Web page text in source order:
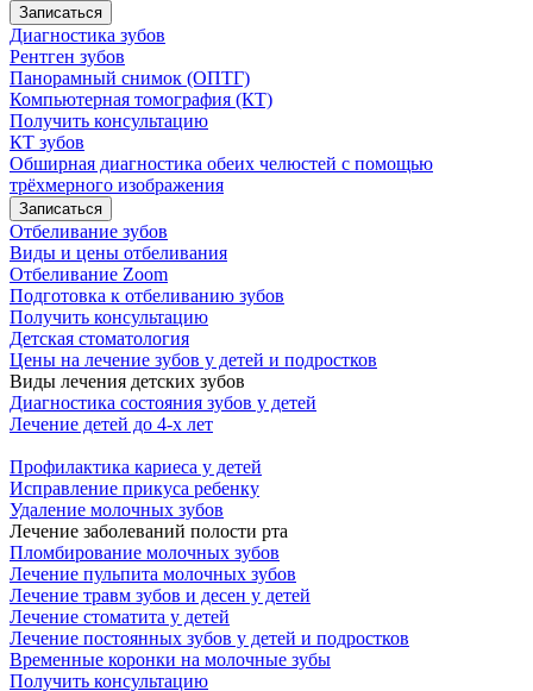
Записаться
Диагностика зубов
Рентген зубов
Панорамный снимок (ОПТГ)
Компьютерная томография (КТ)
Получить консультацию
КТ зубов
Обширная диагностика обеих челюстей с помощью
трёхмерного изображения
Записаться
Отбеливание зубов
Виды и цены отбеливания
Отбеливание Zoom
Подготовка к отбеливанию зубов
Получить консультацию
Детская стоматология
Цены на лечение зубов у детей и подростков
Виды лечения детских зубов
Диагностика состояния зубов у детей
Лечение детей до 4-х лет
Профилактика кариеса у детей
Исправление прикуса ребенку
Удаление молочных зубов
Лечение заболеваний полости рта
Пломбирование молочных зубов
Лечение пульпита молочных зубов
Лечение травм зубов и десен у детей
Лечение стоматита у детей
Лечение постоянных зубов у детей и подростков
Временные коронки на молочные зубы
Получить консультацию